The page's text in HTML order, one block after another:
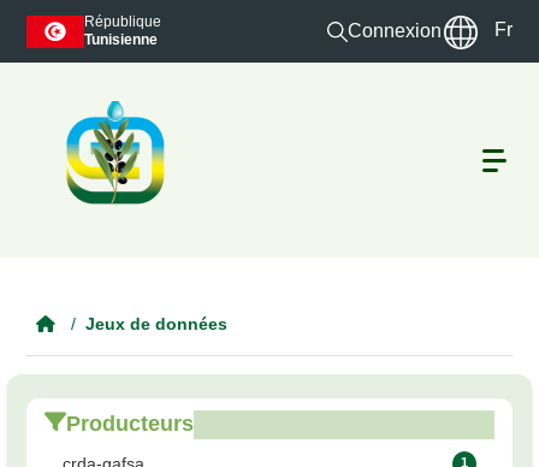
Skip to main content
République
Tunisienne
Connexion Fr
Jeux de données
Producteurs
1